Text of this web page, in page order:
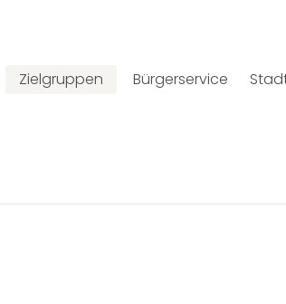
Zielgruppen Bürgerservice